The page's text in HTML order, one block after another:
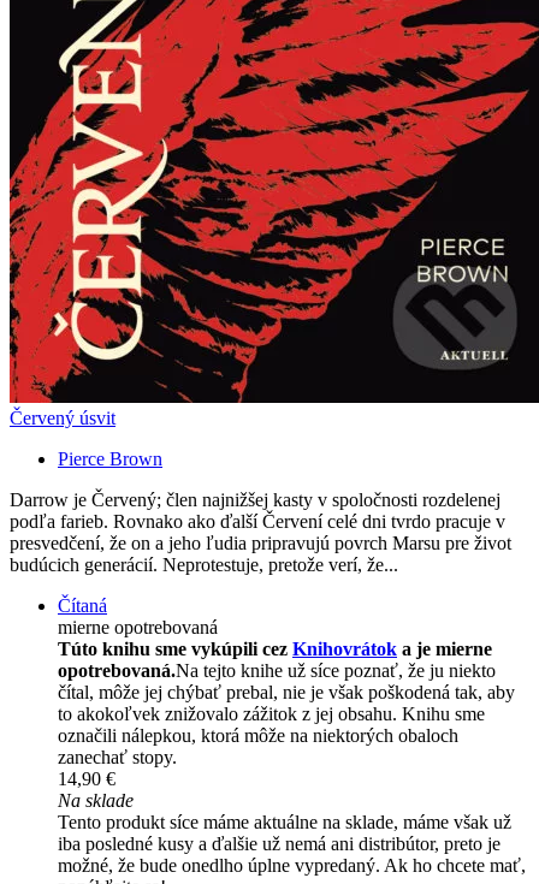
Červený úsvit
Pierce Brown
Darrow je Červený; člen najnižšej kasty v spoločnosti rozdelenej
podľa farieb. Rovnako ako ďalší Červení celé dni tvrdo pracuje v
presvedčení, že on a jeho ľudia pripravujú povrch Marsu pre život
budúcich generácií. Neprotestuje, pretože verí, že...
Čítaná
mierne opotrebovaná
Túto knihu sme vykúpili cez Knihovrátok a je mierne
opotrebovaná.Na tejto knihe už síce poznať, že ju niekto
čítal, môže jej chýbať prebal, nie je však poškodená tak, aby
to akokoľvek znižovalo zážitok z jej obsahu. Knihu sme
označili nálepkou, ktorá môže na niektorých obaloch
zanechať stopy.
14,90 €
Na sklade
Tento produkt síce máme aktuálne na sklade, máme však už
iba posledné kusy a ďalšie už nemá ani distribútor, preto je
možné, že bude onedlho úplne vypredaný. Ak ho chcete mať,